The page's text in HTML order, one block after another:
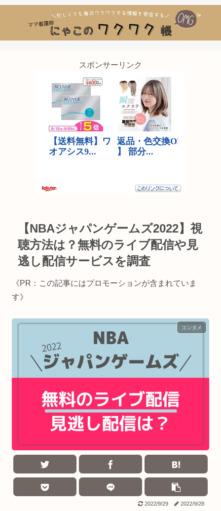
スポンサーリンク
【NBAジャパンゲームズ2022】視
聴方法は？無料のライブ配信や見
逃し配信サービスを調査
《PR：この記事にはプロモーションが含まれていま
す》
エンタメ
2022/9/29 2022/9/28